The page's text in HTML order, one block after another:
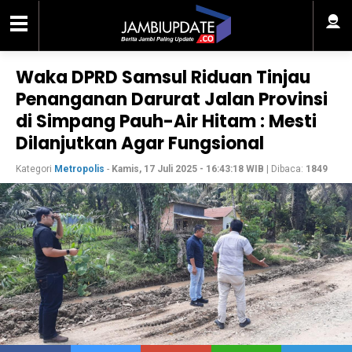
Waka DPRD Samsul Riduan Tinjau
Penanganan Darurat Jalan Provinsi
di Simpang Pauh-Air Hitam : Mesti
Dilanjutkan Agar Fungsional
Kategori Metropolis - Kamis, 17 Juli 2025 - 16:43:18 WIB | Dibaca: 1849